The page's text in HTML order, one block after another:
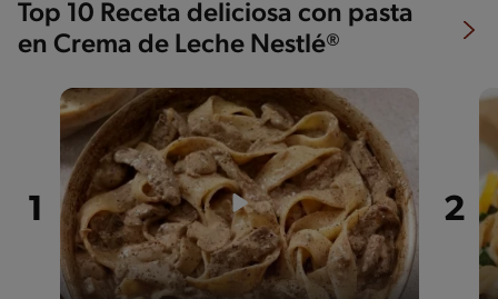
Top 10 Receta deliciosa con pasta
en Crema de Leche Nestlé®